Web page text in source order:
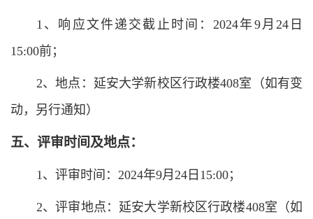
1、响应文件递交截止时间：2024年9月24日
15:00前；
2、地点： 延安大学新校区行政楼408室（如有变
动，另行通知）
五、评审时间及地点：
1、评审时间：2024年9月24 日 15:00；
2、评审地点： 延安大学新校区行政楼408室（如